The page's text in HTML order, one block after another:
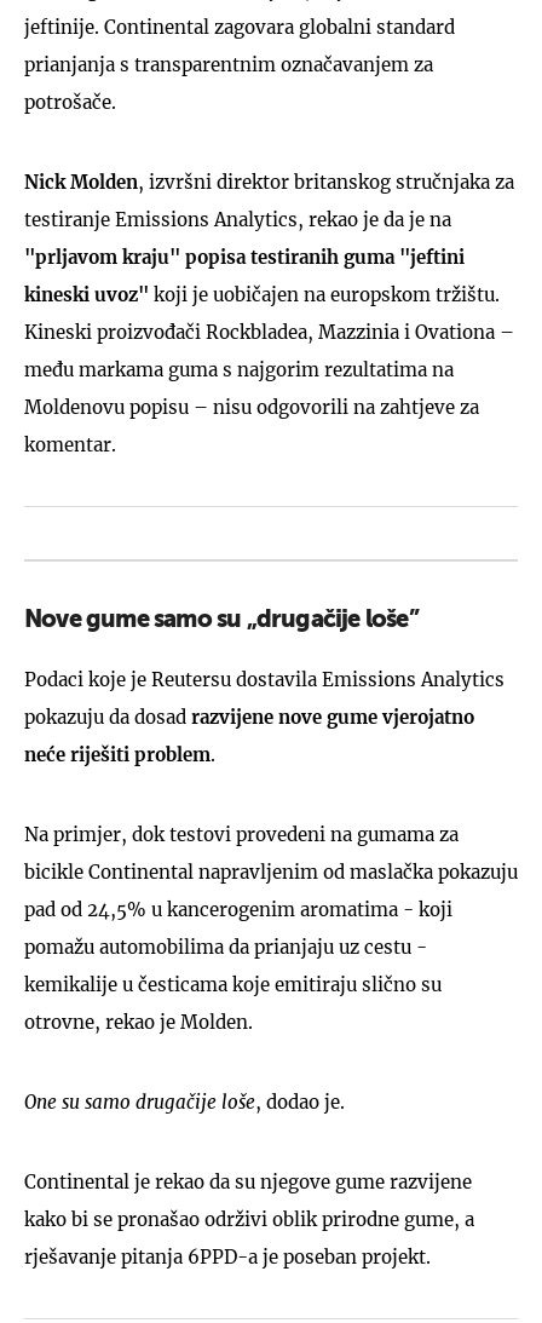
jeftinije. Continental zagovara globalni standard
prianjanja s transparentnim označavanjem za
potrošače.
Nick Molden, izvršni direktor britanskog stručnjaka za
testiranje Emissions Analytics, rekao je da je na
"prljavom kraju" popisa testiranih guma "jeftini
kineski uvoz" koji je uobičajen na europskom tržištu.
Kineski proizvođači Rockbladea, Mazzinia i Ovationa –
među markama guma s najgorim rezultatima na
Moldenovu popisu – nisu odgovorili na zahtjeve za
komentar.
Nove gume samo su „drugačije loše”
Podaci koje je Reutersu dostavila Emissions Analytics
pokazuju da dosad razvijene nove gume vjerojatno
neće riješiti problem.
Na primjer, dok testovi provedeni na gumama za
bicikle Continental napravljenim od maslačka pokazuju
pad od 24,5% u kancerogenim aromatima - koji
pomažu automobilima da prianjaju uz cestu -
kemikalije u česticama koje emitiraju slično su
otrovne, rekao je Molden.
One su samo drugačije loše, dodao je.
Continental je rekao da su njegove gume razvijene
kako bi se pronašao održivi oblik prirodne gume, a
rješavanje pitanja 6PPD-a je poseban projekt.